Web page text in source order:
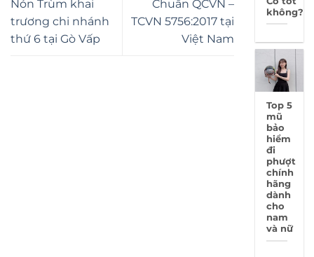
Nón Trùm khai
trương chi nhánh
thứ 6 tại Gò Vấp
Chuẩn QCVN –
TCVN 5756:2017 tại
Việt Nam
không?
Top 5
mũ
bảo
hiểm
đi
phượt
chính
hãng
dành
cho
nam
và nữ